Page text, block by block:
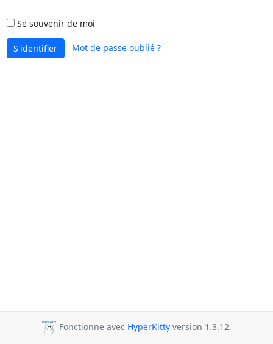
Se souvenir de moi
S'identifier Mot de passe oublié ?
Fonctionne avec HyperKitty version 1.3.12.